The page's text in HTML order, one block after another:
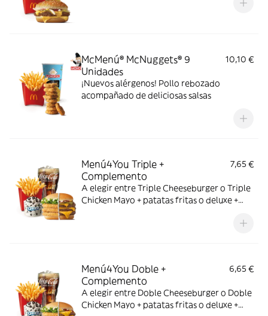
McMenú® McNuggets® 9
Unidades
10,10 €
¡Nuevos alérgenos! Pollo rebozado
acompañado de deliciosas salsas
Menú4You Triple +
Complemento
7,65 €
A elegir entre Triple Cheeseburger o Triple
Chicken Mayo + patatas fritas o deluxe +
Menú4You Doble +
Complemento
6,65 €
A elegir entre Doble Cheeseburger o Doble
Chicken Mayo + patatas fritas o deluxe +